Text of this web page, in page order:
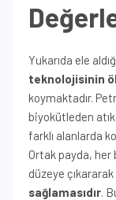
Yukarıda ele
teknolojisinin
koymaktadır.
biyokütleden
farklı alanlarda
Ortak payda,
düzeye çıkararak
sağlamasıdır.